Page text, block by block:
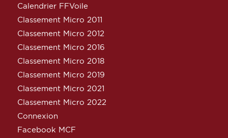
Calendrier FFVoile
Classement Micro 2011
Classement Micro 2012
Classement Micro 2016
Classement Micro 2018
Classement Micro 2019
Classement Micro 2021
Classement Micro 2022
Connexion
Facebook MCF